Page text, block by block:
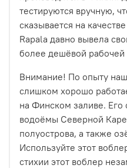
тестируются вручную,
сказывается на
Rapala давно вывела
более дешёвой рабочей
Внимание! По опыту
слишком хорошо
на Финском заливе.
водоёмы Северной
полуострова, а также
Используйте этот
стихии этот воблер